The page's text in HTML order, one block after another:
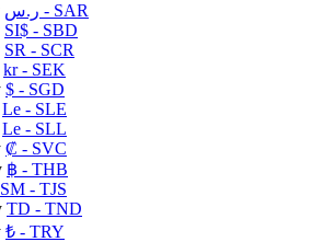
ر.س - SAR
SI$ - SBD
SR - SCR
kr- SEK
$ - SGD
Le - SLE
Le - SLL
₡ - SVC
฿ - THB
ЅМ - TJS
TD - TND
₺ - TRY